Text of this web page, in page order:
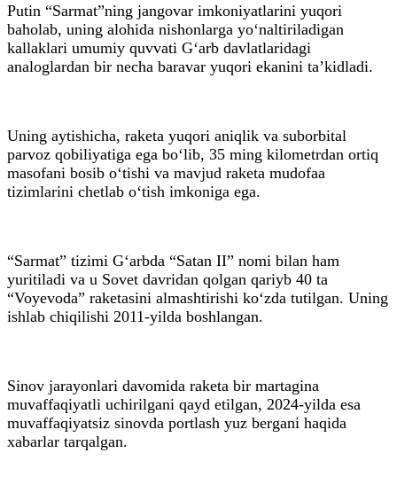
Putin “Sarmat”ning jangovar imkoniyatlarini yuqori
baholab, uning alohida nishonlarga yo‘naltiriladigan
kallaklari umumiy quvvati G‘arb davlatlaridagi
analoglardan bir necha baravar yuqori ekanini ta’kidladi.
Uning aytishicha, raketa yuqori aniqlik va suborbital
parvoz qobiliyatiga ega bo‘lib, 35 ming kilometrdan ortiq
masofani bosib o‘tishi va mavjud raketa mudofaa
tizimlarini chetlab o‘tish imkoniga ega.
“Sarmat” tizimi G‘arbda “Satan II” nomi bilan ham
yuritiladi va u Sovet davridan qolgan qariyb 40 ta
“Voyevoda” raketasini almashtirishi ko‘zda tutilgan. Uning
ishlab chiqilishi 2011-yilda boshlangan.
Sinov jarayonlari davomida raketa bir martagina
muvaffaqiyatli uchirilgani qayd etilgan, 2024-yilda esa
muvaffaqiyatsiz sinovda portlash yuz bergani haqida
xabarlar tarqalgan.